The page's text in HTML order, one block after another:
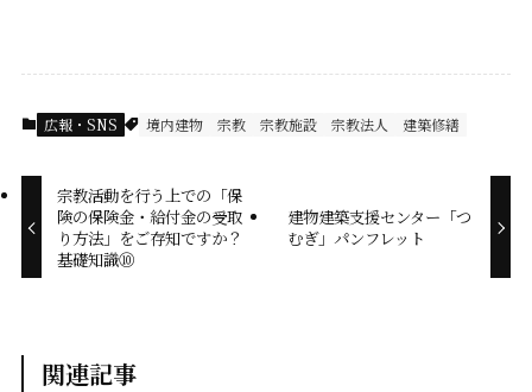
o
o
n
広報・SNS 境内建物 宗教 宗教施設 宗教法人 建築修繕
宗教活動を行う上での「保
険の保険金・給付金の受取
り方法」をご存知ですか？
基礎知識⑩
建物建築支援センター「つ
むぎ」パンフレット
関連記事